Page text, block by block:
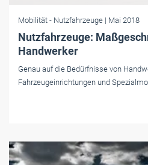
Mobilität - Nutzfahrzeuge | Mai 2018
Nutzfahrzeuge:
Handwerker
Genau auf die Bedürfnisse von
Fahrzeugeinrichtungen und